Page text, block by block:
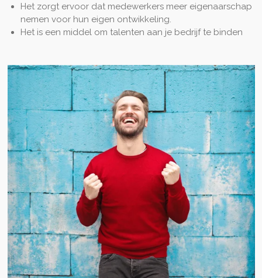
Het zorgt ervoor dat medewerkers meer eigenaarschap
nemen voor hun eigen ontwikkeling.
Het is een middel om talenten aan je bedrijf te binden